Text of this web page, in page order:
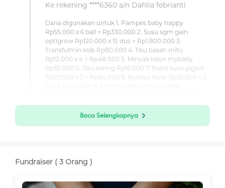
Ke rekening ****6360 a/n Dahlia febrianti
Dana digunakan untuk 1. Pampes baby happy
Rp55.000 x 6 ball = Rp330.000 2. Susu sgm gain
optigrow Rp120.000 x 15 dus = Rp1.800.000 3.
Transfulmin kids Rp80.000 4. Tisu basah mitu
Rp12.000 x 4 = Rp48.000 5. Minyak telon mybaby
Rp35.000 6. Tisu kering Rp16.000 7. Botol susu pigion
Rp27.000 x 2 = Rp54.000 8. Byebye fever Rp10.000 x 2
Baca Selengkapnya
Fundraiser ( 3 Orang )